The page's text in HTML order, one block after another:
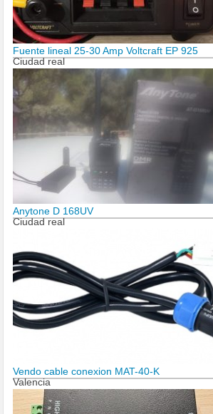
Fuente lineal 25-30 Amp Voltcraft EP 925
Ciudad real
Anytone D 168UV
Ciudad real
Vendo cable conexion MAT-40-K
Valencia